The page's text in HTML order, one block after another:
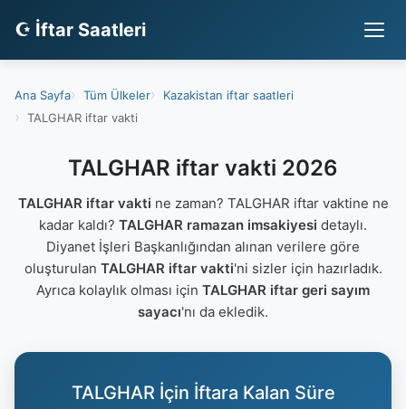
☪ İftar Saatleri
Ana Sayfa Tüm Ülkeler
Kazakistan iftar saatleri
TALGHAR iftar vakti
TALGHAR iftar vakti 2026
TALGHAR iftar vakti ne zaman? TALGHAR iftar vaktine ne
kadar kaldı? TALGHAR ramazan imsakiyesi detaylı.
Diyanet İşleri Başkanlığından alınan verilere göre
oluşturulan TALGHAR iftar vakti'ni sizler için hazırladık.
Ayrıca kolaylık olması için TALGHAR iftar geri sayım
sayacı'nı da ekledik.
TALGHAR İçin İftara Kalan Süre